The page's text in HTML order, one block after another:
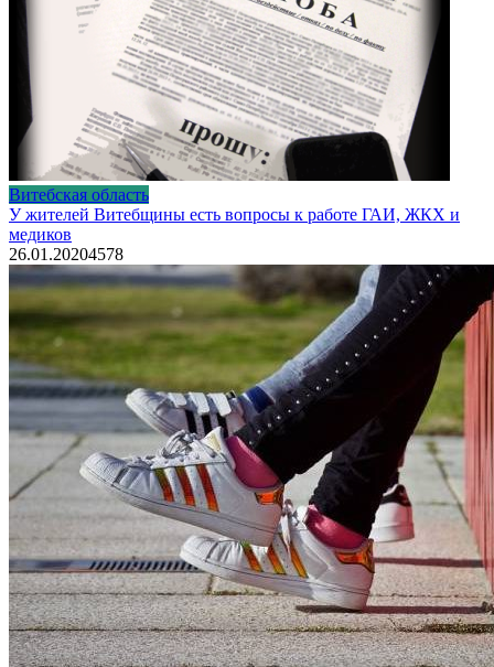
Витебская область
У жителей Витебщины есть вопросы к работе ГАИ, ЖКХ и
медиков
26.01.20204578